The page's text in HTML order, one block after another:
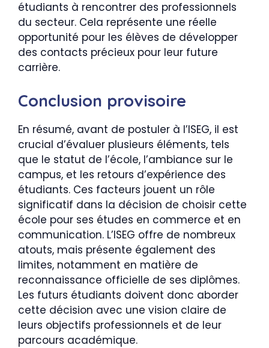
étudiants à rencontrer des professionnels
du secteur. Cela représente une réelle
opportunité pour les élèves de développer
des contacts précieux pour leur future
carrière.
Conclusion provisoire
En résumé, avant de postuler à l’ISEG, il est
crucial d’évaluer plusieurs éléments, tels
que le statut de l’école, l’ambiance sur le
campus, et les retours d’expérience des
étudiants. Ces facteurs jouent un rôle
significatif dans la décision de choisir cette
école pour ses études en commerce et en
communication. L’ISEG offre de nombreux
atouts, mais présente également des
limites, notamment en matière de
reconnaissance officielle de ses diplômes.
Les futurs étudiants doivent donc aborder
cette décision avec une vision claire de
leurs objectifs professionnels et de leur
parcours académique.